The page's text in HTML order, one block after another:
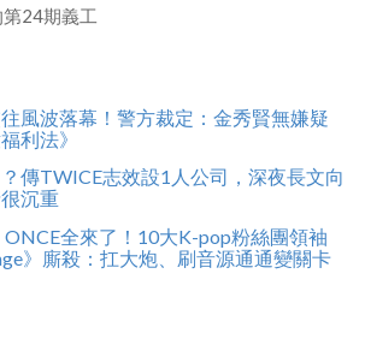
24期義工
風波落幕！警方裁定：金秀賢無嫌疑
利法》
傳TWICE志效設1人公司，深夜長文向
沉重
ONCE全來了！10大K-pop粉絲團領袖
》廝殺：扛大炮、刷音源通通變關卡